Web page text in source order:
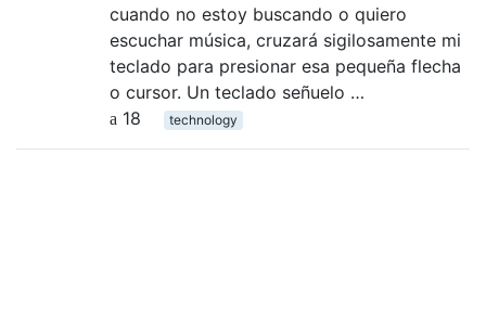
cuando no estoy buscando o quiero
escuchar música, cruzará sigilosamente mi
teclado para presionar esa pequeña flecha
o cursor. Un teclado señuelo …
18
technology